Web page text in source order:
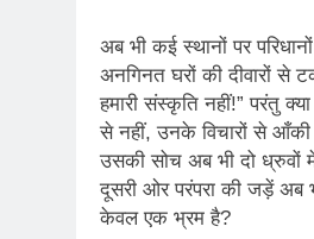
अब भी कई स्थानों पर
अनगिनत घरों की दीवारों से
हमारी संस्कृति नहीं!” परंतु
से नहीं, उनके विचारों से
उसकी सोच अब भी दो ध्रुवों
दूसरी ओर परंपरा की जड़ें अब
केवल एक भ्रम है?